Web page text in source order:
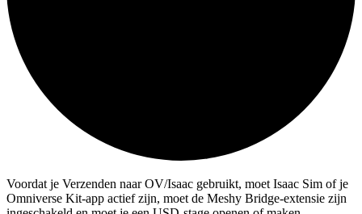
Voordat je Verzenden naar OV/Isaac gebruikt, moet Isaac Sim of je
Omniverse Kit-app actief zijn, moet de Meshy Bridge-extensie zijn